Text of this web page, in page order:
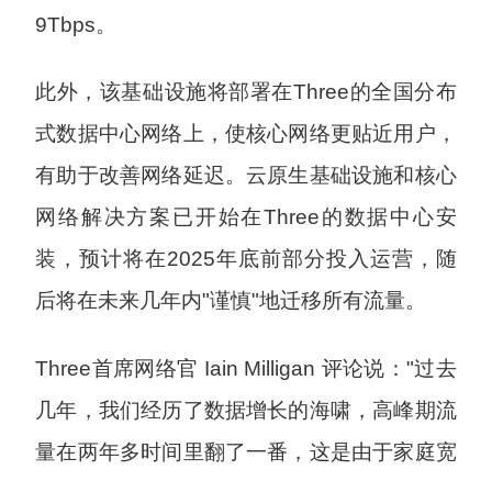
9Tbps。
此外，该基础设施将部署在Three的全国分布
式数据中心网络上，使核心网络更贴近用户，
有助于改善网络延迟。云原生基础设施和核心
网络解决方案已开始在Three的数据中心安
装，预计将在2025年底前部分投入运营，随
后将在未来几年内"谨慎"地迁移所有流量。
Three首席网络官 Iain Milligan 评论说："过去
几年，我们经历了数据增长的海啸，高峰期流
量在两年多时间里翻了一番，这是由于家庭宽